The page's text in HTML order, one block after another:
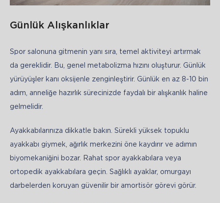
Günlük Alışkanlıklar
Spor salonuna gitmenin yanı sıra, temel aktiviteyi artırmak
da gereklidir. Bu, genel metabolizma hızını oluşturur. Günlük
yürüyüşler kanı oksijenle zenginleştirir. Günlük en az 8-10 bin
adım, anneliğe hazırlık sürecinizde faydalı bir alışkanlık haline
gelmelidir.
Ayakkabılarınıza dikkatle bakın. Sürekli yüksek topuklu
ayakkabı giymek, ağırlık merkezini öne kaydırır ve adımın
biyomekaniğini bozar. Rahat spor ayakkabılara veya
ortopedik ayakkabılara geçin. Sağlıklı ayaklar, omurgayı
darbelerden koruyan güvenilir bir amortisör görevi görür.